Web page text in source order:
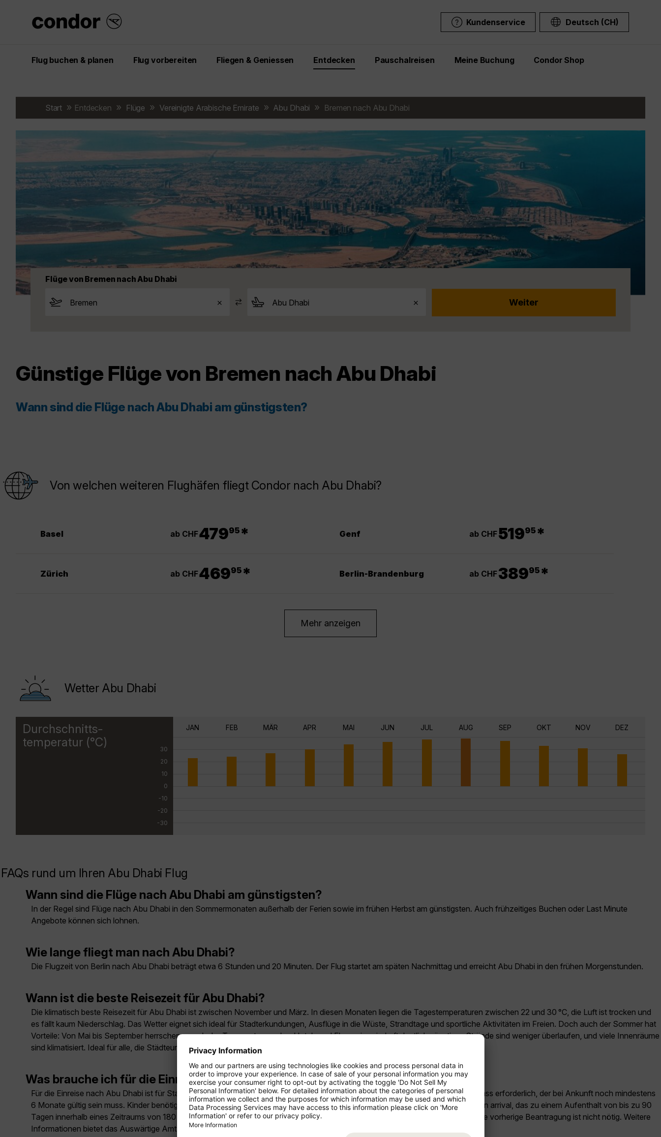
Kundenservice Deutsch (CH)
Flug buchen & planen Flug vorbereiten Fliegen & Geniessen Entdecken Pauschalreisen Meine Buchung Condor Shop
Start Entdecken Flüge Vereinigte Arabische Emirate Abu Dhabi Bremen nach Abu Dhabi
Flüge von Bremen nach Abu Dhabi
Günstige Flüge von Bremen nach Abu Dhabi
Wann sind die Flüge nach Abu Dhabi am günstigsten?
Von welchen weiteren Flughäfen fliegt Condor nach Abu Dhabi?
Basel ab CHF47995 * Genf ab CHF51995 *
Zürich ab CHF46995 * Berlin-Brandenburg ab CHF38995 *
Mehr anzeigen
Wetter Abu Dhabi
Durchschnitts-
temperatur (°C)
30
20
10
0
-10
-20
-30
JAN FEB MÄR APR MAI JUN JUL AUG SEP OKT NOV DEZ
FAQs rund um Ihren Abu Dhabi Flug
Wann sind die Flüge nach Abu Dhabi am günstigsten?
In der Regel sind Flüge nach Abu Dhabi in den Sommermonaten außerhalb der Ferien sowie im frühen Herbst am günstigsten. Auch frühzeitiges Buchen oder Last Minute
Angebote können sich lohnen.
Wie lange fliegt man nach Abu Dhabi?
Die Flugzeit von Berlin nach Abu Dhabi beträgt etwa 6 Stunden und 20 Minuten. Der Flug startet am späten Nachmittag und erreicht Abu Dhabi in den frühen Morgenstunden.
Wann ist die beste Reisezeit für Abu Dhabi?
Die klimatisch beste Reisezeit für Abu Dhabi ist zwischen November und März. In diesen Monaten liegen die Tagestemperaturen zwischen 22 und 30 °C, die Luft ist trocken und
es fällt kaum Niederschlag. Das Wetter eignet sich ideal für Stadterkundungen, Ausflüge in die Wüste, Strandtage und sportliche Aktivitäten im Freien. Doch auch der Sommer hat
Vorteile: Von Mai bis September herrschen zwar hohe Temperaturen, aber Hotels und Flugpreise sind oft deutlich günstiger, Strände sind weniger überlaufen, und viele Innenräume
sind klimatisiert. Ideal für alle, die Städteurlaub mit Pool, Shopping oder Museumsbesuchen kombinieren wollen.
Was brauche ich für die Einreise nach Abu Dhabi?
Für die Einreise nach Abu Dhabi ist für Staatsangehörige aus Deutschland, Österreich und der Schweiz ein biometrischer Reisepass erforderlich, der bei Ankunft noch mindestens
6 Monate gültig sein muss. Kinder benötigen ein eigenes Reisedokument. Reisende erhalten bei Ankunft ein kostenfreies Visum on arrival, das zu einem Aufenthalt von bis zu 90
Tagen innerhalb eines Zeitraums von 180 Tagen berechtigt. Das Visum wird direkt bei der Passkontrolle am Flughafen erteilt – eine vorherige Beantragung ist nicht nötig. Weitere
Informationen bietet das Auswärtige Amt unter:www.auswaertiges-amt.de